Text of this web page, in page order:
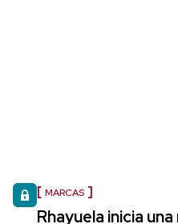
MARCAS
Rhayuela inicia